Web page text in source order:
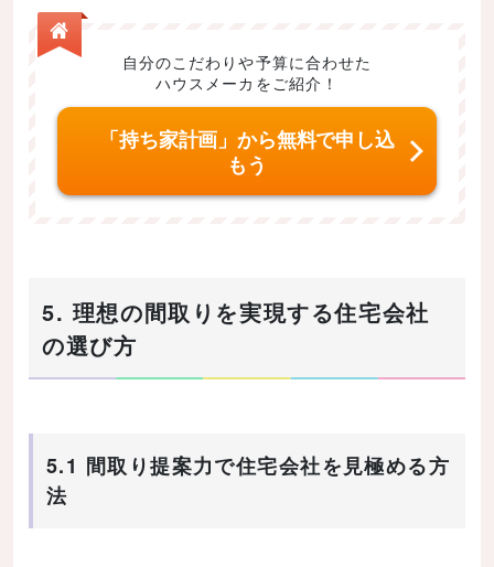
自分のこだわりや予算に合わせた
ハウスメーカをご紹介！
「持ち家計画」から無料で申し込
もう
5. 理想の間取りを実現する住宅会社
の選び方
5.1 間取り提案力で住宅会社を見極める方
法